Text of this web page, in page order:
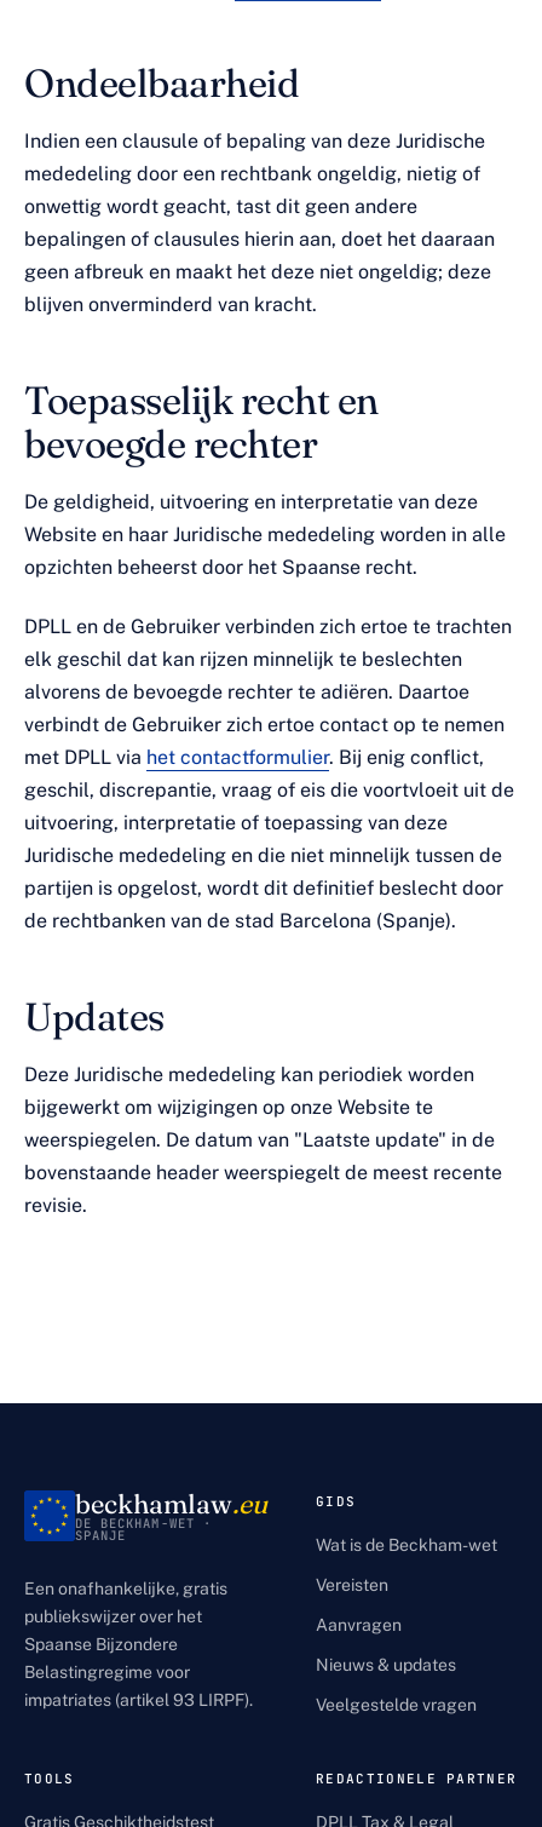
Ondeelbaarheid
Indien een clausule of bepaling van deze Juridische
mededeling door een rechtbank ongeldig, nietig of
onwettig wordt geacht, tast dit geen andere
bepalingen of clausules hierin aan, doet het daaraan
geen afbreuk en maakt het deze niet ongeldig; deze
blijven onverminderd van kracht.
Toepasselijk recht en
bevoegde rechter
De geldigheid, uitvoering en interpretatie van deze
Website en haar Juridische mededeling worden in alle
opzichten beheerst door het Spaanse recht.
DPLL en de Gebruiker verbinden zich ertoe te trachten
elk geschil dat kan rijzen minnelijk te beslechten
alvorens de bevoegde rechter te adiëren. Daartoe
verbindt de Gebruiker zich ertoe contact op te nemen
met DPLL via het contactformulier. Bij enig conflict,
geschil, discrepantie, vraag of eis die voortvloeit uit de
uitvoering, interpretatie of toepassing van deze
Juridische mededeling en die niet minnelijk tussen de
partijen is opgelost, wordt dit definitief beslecht door
de rechtbanken van de stad Barcelona (Spanje).
Updates
Deze Juridische mededeling kan periodiek worden
bijgewerkt om wijzigingen op onze Website te
weerspiegelen. De datum van "Laatste update" in de
bovenstaande header weerspiegelt de meest recente
revisie.
beckhamlaw.eu
DE BECKHAM-WET ·
SPANJE
Een onafhankelijke, gratis
publiekswijzer over het
Spaanse Bijzondere
Belastingregime voor
impatriates (artikel 93 LIRPF).
GIDS
Wat is de Beckham-wet
Vereisten
Aanvragen
Nieuws & updates
Veelgestelde vragen
TOOLS
Gratis Geschiktheidstest
REDACTIONELE PARTNER
DPLL Tax & Legal